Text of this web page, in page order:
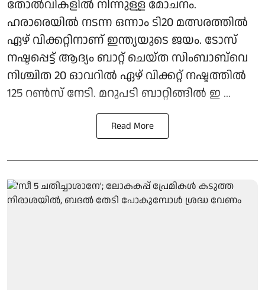
തോല്‍വികളില്‍ നിന്നുള്ള മോചനം.
ഹരാരെയില്‍ നടന്ന ഒന്നാം ടി20 മത്സരത്തില്‍
ഏഴ് വിക്കറ്റിനാണ് ഇന്ത്യയുടെ ജയം. ടോസ്
നഷ്ടപ്പെട്ട് ആദ്യം ബാറ്റ് ചെയ്ത സിംബാബ്‌വെ
നിശ്ചിത 20 ഓവറില്‍ ഏഴ് വിക്കറ്റ് നഷ്ടത്തില്‍
125 റണ്‍സ് നേടി. മറുപടി ബാറ്റിങ്ങില്‍ ഇ ...
Read More